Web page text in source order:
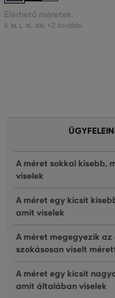
Elérhető méretek:
S M L XL XXL +2 további
A méret sokkal kisebb,
viselek
A méret egy kicsit
amit viselek
A méret megegyezik
szokásosan viselt
A méret egy kicsit
amit általában viselek